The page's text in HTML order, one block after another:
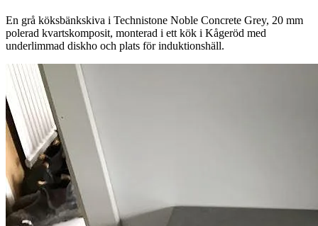
En grå köksbänkskiva i Technistone Noble Concrete Grey, 20 mm
polerad kvartskomposit, monterad i ett kök i Kågeröd med
underlimmad diskho och plats för induktionshäll.